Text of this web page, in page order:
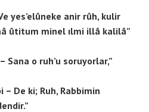
yes’elûneke anir rûh, kulir
ûtitum minel ılmi illâ kalilâ”
Sana o ruh’u soruyorlar,”
De ki; Ruh, Rabbimin